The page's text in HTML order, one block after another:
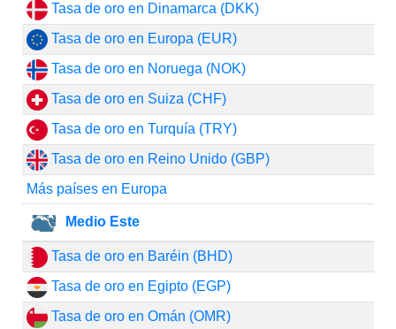
Tasa de oro en Dinamarca (DKK)
Tasa de oro en Europa (EUR)
Tasa de oro en Noruega (NOK)
Tasa de oro en Suiza (CHF)
Tasa de oro en Turquía (TRY)
Tasa de oro en Reino Unido (GBP)
Más países en Europa
Medio Este
Tasa de oro en Baréin (BHD)
Tasa de oro en Egipto (EGP)
Tasa de oro en Omán (OMR)